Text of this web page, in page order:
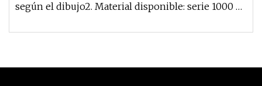
según el dibujo2. Material disponible: serie 1000 ~